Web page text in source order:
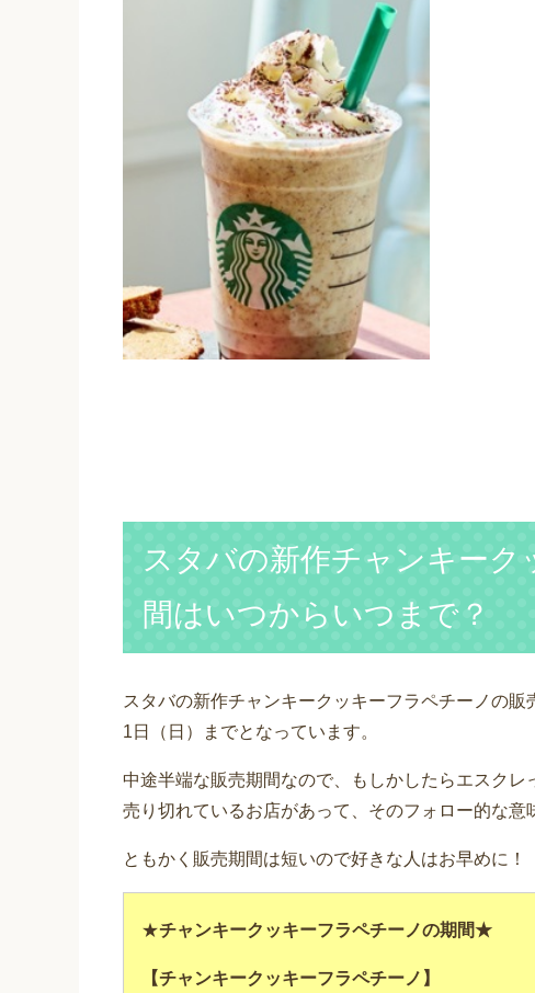
スタバの新作チャンキーク
間はいつからいつまで？
スタバの新作チャンキークッキーフラペチーノの
1日（日）までとなっています。
中途半端な販売期間なので、もしかしたらエスク
売り切れているお店があって、そのフォロー的な意
ともかく販売期間は短いので好きな人はお早めに！
★チャンキークッキーフラペチーノの期間★
【チャンキークッキーフラペチーノ】